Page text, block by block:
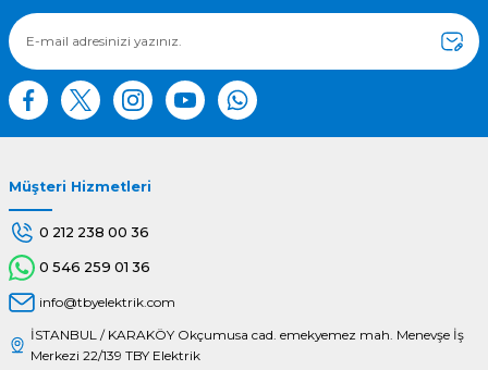
Ürün fiyatı diğer sitelerden daha pahalı.
Bu ürüne benzer farklı alternatifler olmalı.
Müşteri Hizmetleri
0 212 238 00 36
0 546 259 01 36
info@tbyelektrik.com
İSTANBUL / KARAKÖY Okçumusa cad. emekyemez mah. Menevşe İş
Merkezi 22/139 TBY Elektrik